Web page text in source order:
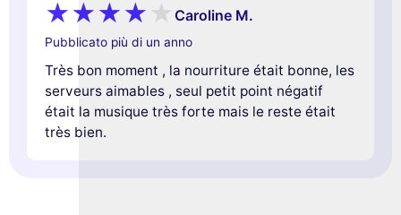
Caroline M.
Pubblicato più di un anno
Très bon moment , la nourriture était bonne, les
serveurs aimables , seul petit point négatif
était la musique très forte mais le reste était
très bien.